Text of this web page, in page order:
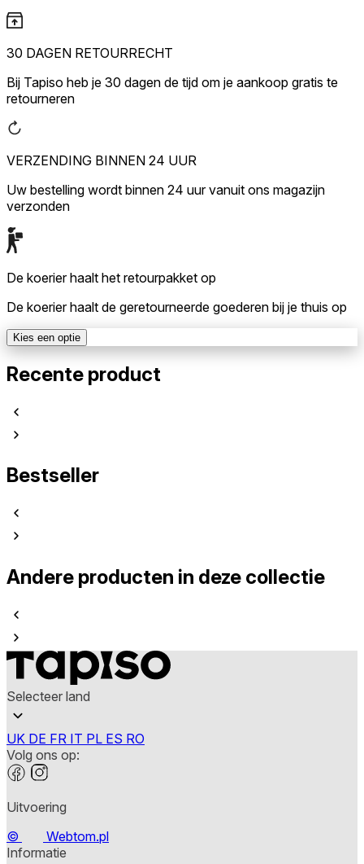
30 DAGEN RETOURRECHT
Bij Tapiso heb je 30 dagen de tijd om je aankoop gratis te
retourneren
VERZENDING BINNEN 24 UUR
Uw bestelling wordt binnen 24 uur vanuit ons magazijn
verzonden
De koerier haalt het retourpakket op
De koerier haalt de geretourneerde goederen bij je thuis op
Kies een optie
Recente product
Bestseller
Andere producten in deze collectie
Selecteer land
UK DE FR IT PL ES RO
Volg ons op:
Uitvoering
©
Webtom.pl
Informatie